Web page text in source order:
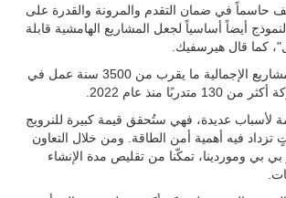
حاسماً في ضمان التقدم والمرونة والقدرة على
أيضاً أساسياً لجعل المشاريع الهامشية قابلة
كما قال هيرسفيك.
وقد ولّدت محفظة المشاريع الإجمالية ما يقرب من 3500 سنة عمل في
منذ عام 2022.
لأسباب عديدة، فهي ستُحقق قيمة كبيرة للنرويج
فيه أهمية أمن الطاقة. ومن خلال التعاون
بي وموردينا، تمكّنا من تقليص مدة الإنشاء